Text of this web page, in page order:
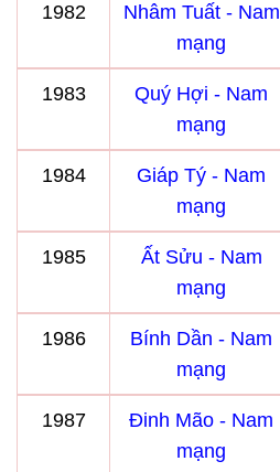
1982
Nhâm Tuất - Nam
mạng
1983
Quý Hợi - Nam
mạng
1984
Giáp Tý - Nam
mạng
1985
Ất Sửu - Nam
mạng
1986
Bính Dần - Nam
mạng
1987
Đinh Mão - Nam
mạng